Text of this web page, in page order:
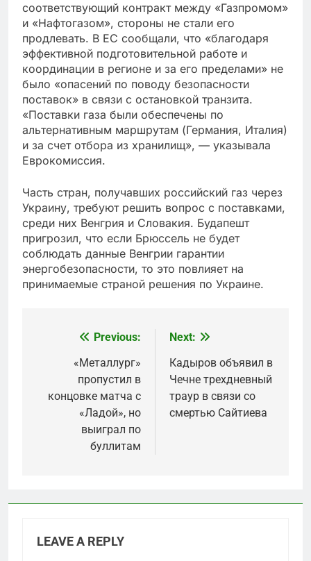
соответствующий контракт между «Газпромом»
и «Нафтогазом», стороны не стали его
продлевать. В ЕС сообщали, что «благодаря
эффективной подготовительной работе и
координации в регионе и за его пределами» не
было «опасений по поводу безопасности
поставок» в связи с остановкой транзита.
«Поставки газа были обеспечены по
альтернативным маршрутам (Германия, Италия)
и за счет отбора из хранилищ», — указывала
Еврокомиссия.
Часть стран, получавших российский газ через
Украину, требуют решить вопрос с поставками,
среди них Венгрия и Словакия. Будапешт
пригрозил, что если Брюссель не будет
соблюдать данные Венгрии гарантии
энергобезопасности, то это повлияет на
принимаемые страной решения по Украине.
navigation
Previous:
«Металлург»
пропустил в
концовке матча с
«Ладой», но
выиграл по
буллитам
Next:
Кадыров объявил в
Чечне трехдневный
траур в связи со
смертью Сайтиева
LEAVE A REPLY